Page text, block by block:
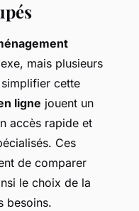
mais plusieurs
cette
ligne jouent un
accès rapide et
Ces
de comparer
le choix de la
besoins.